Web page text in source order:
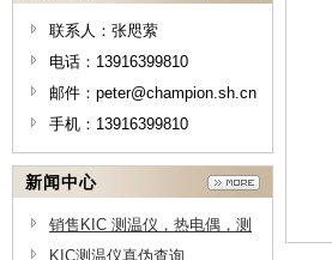
联系人：张咫萦
电话：13916399810
邮件：peter@champion.sh.cn
手机：13916399810
新闻中心
销售KIC 测温仪，热电偶，测
温线供应商，测温线原理-上海
KIC测温仪真伪查询